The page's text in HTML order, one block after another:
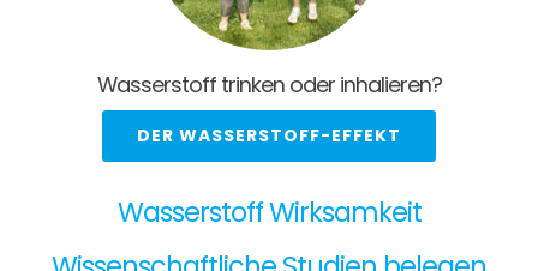
Wasserstoff trinken oder inhalieren?
DER WASSERSTOFF-EFFEKT
Wasserstoff Wirksamkeit